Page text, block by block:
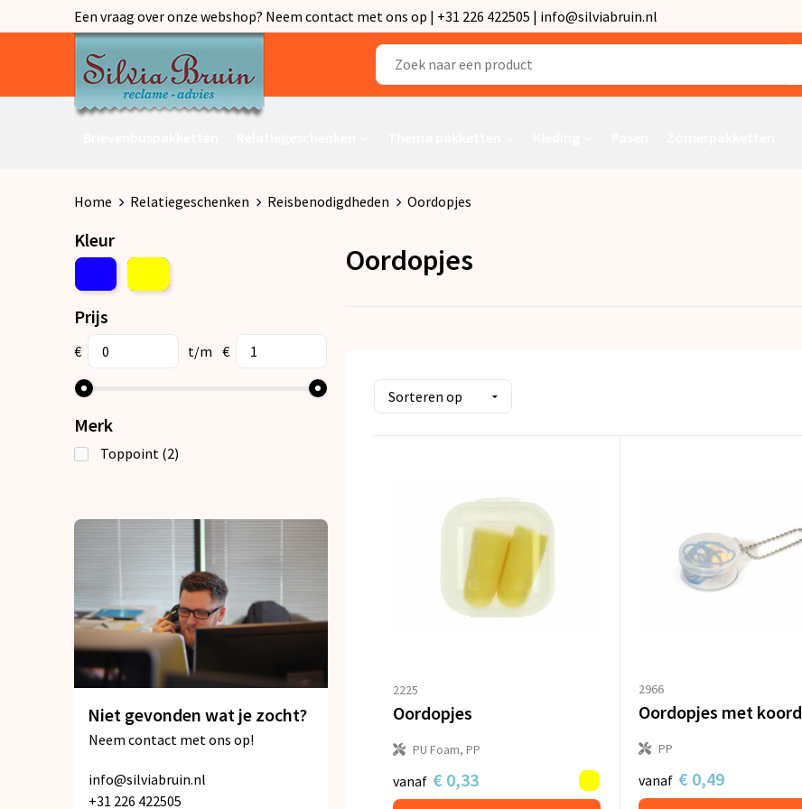
Een vraag over onze webshop? Neem contact met ons op | +31 226 422505 | info@silviabruin.nl
Home Relatiegeschenken Reisbenodigdheden Oordopjes
Kleur
Prijs
€ t/m €
Merk
Toppoint (2)
Niet gevonden wat je zocht?
Neem contact met ons op!
info@silviabruin.nl
+31 226 422505
Oordopjes
2225
Oordopjes
PU Foam, PP
vanaf € 0,33
2966
Oordopjes met koord
PP
vanaf € 0,49